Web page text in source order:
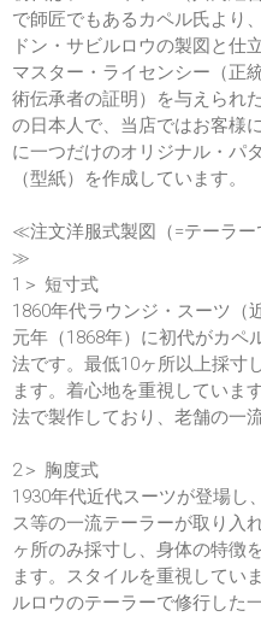
で師匠でもあるカペル氏より
ドン・サビルロウの製図と仕
マスター・ライセンシー（正
術伝承者の証明）を与えられ
の日本人で、当店ではお客様
に一つだけのオリジナル・パ
（型紙）を作成しています。
≪注文洋服式製図（=テーラ
≫
1＞ 短寸式
1860年代ラウンジ・スーツ（
元年（1868年）に初代がカペ
法です。最低10ヶ所以上採寸
ます。着心地を重視していま
法で製作しており、老舗の一
2＞ 胸度式
1930年代近代スーツが登場し
ス等の一流テーラーが取り入
ヶ所のみ採寸し、身体の特徴
ます。スタイルを重視してい
ルロウのテーラーで修行した